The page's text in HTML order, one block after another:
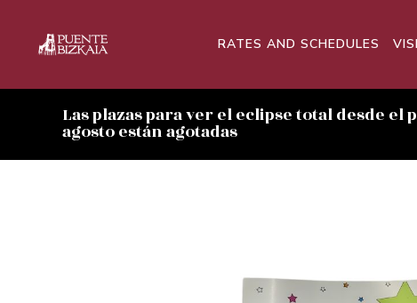
RATES AND SCHEDULES
Las plazas para ver el eclipse total desde el
agosto están agotadas